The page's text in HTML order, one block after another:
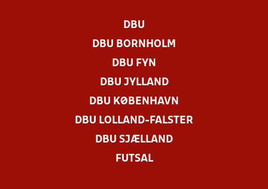
DBU
DBU BORNHOLM
DBU FYN
DBU JYLLAND
DBU KØBENHAVN
DBU LOLLAND-FALSTER
DBU SJÆLLAND
FUTSAL